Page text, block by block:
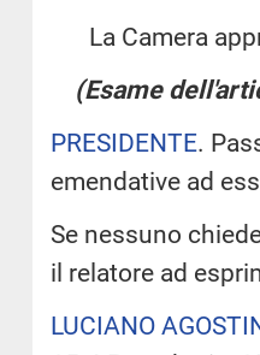
La Camera
(Esame
PRESIDENTE.
emendative ad
Se nessuno
il relatore ad
LUCIANO